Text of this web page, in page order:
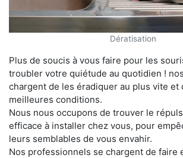
Dératisation
Plus de soucis à vous faire pour les
troubler votre quiétude au quotidien !
chargent de les éradiquer au plus vite et
meilleures conditions.
Nous nous occupons de trouver le
efficace à installer chez vous, pour
leurs semblables de vous envahir.
Nos professionnels se chargent de faire